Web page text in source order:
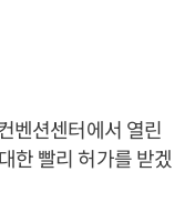
벤션센터에서 열린
한 빨리 허가를 받겠